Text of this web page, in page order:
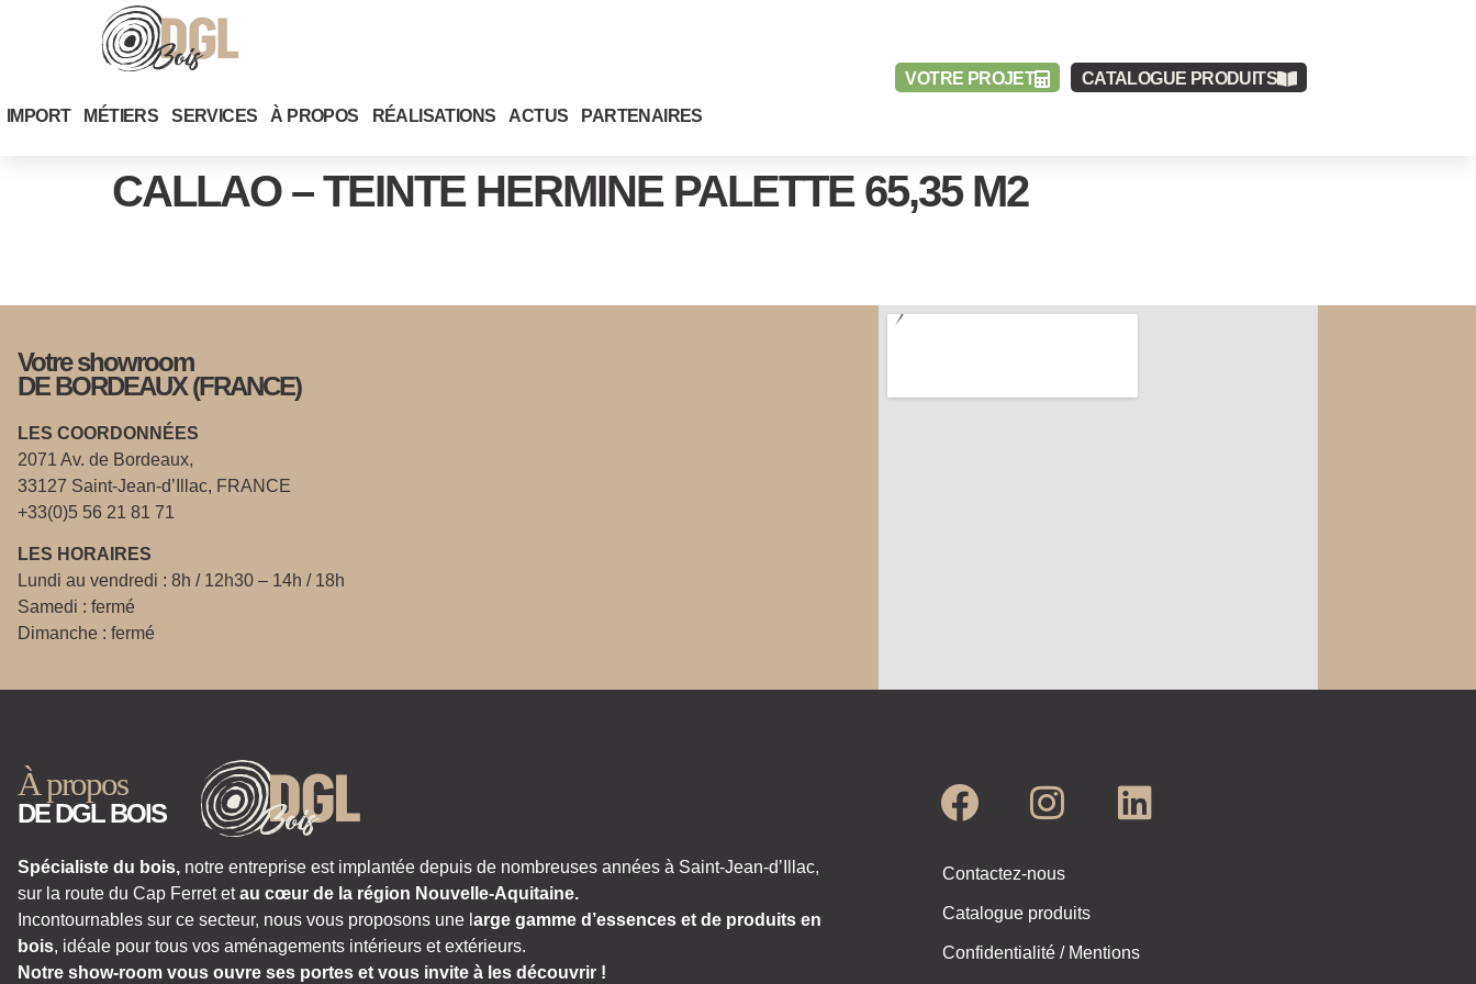
IMPORT MÉTIERS SERVICES À PROPOS RÉALISATIONS ACTUS PARTENAIRES
VOTRE PROJET CATALOGUE PRODUITS
CALLAO – TEINTE HERMINE PALETTE 65,35 M2
Votre showroom
DE BORDEAUX (FRANCE)
LES COORDONNÉES
2071 Av. de Bordeaux,
33127 Saint-Jean-d’Illac, FRANCE
+33(0)5 56 21 81 71
LES HORAIRES
Lundi au vendredi : 8h / 12h30 – 14h / 18h
Samedi : fermé
Dimanche : fermé
À propos
DE DGL BOIS
Spécialiste du bois, notre entreprise est implantée depuis de nombreuses années à Saint-Jean-d’Illac,
sur la route du Cap Ferret etau cœur de la région Nouvelle-Aquitaine.
Incontournables sur ce secteur, nous vous proposons une l arge gamme d’essences et de produits en
bois, idéale pour tous vos aménagements intérieurs et extérieurs.
Notre show-room vous ouvre ses portes et vous invite à les découvrir !
Contactez-nous
Catalogue produits
Confidentialité / Mentions